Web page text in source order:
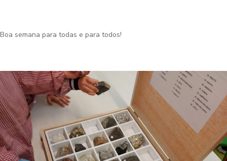
Boa semana para todas e para todos!